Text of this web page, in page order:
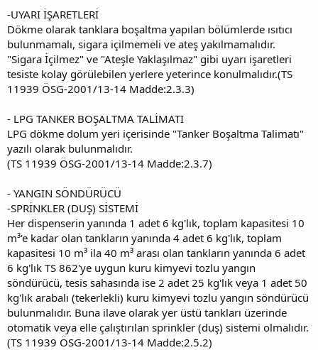
-UYARI İŞARETLERİ
Dökme olarak tanklara boşaltma yapılan bölümlerde ısıtıcı
bulunmamalı, sigara içilmemeli ve ateş yakılmamalıdır.
"Sigara İçilmez" ve "Ateşle Yaklaşılmaz" gibi uyarı işaretleri
tesiste kolay görülebilen yerlere yeterince konulmalıdır.(TS
11939 ÖSG-2001/13-14 Madde:2.3.3)
- LPG TANKER BOŞALTMA TALİMATI
LPG dökme dolum yeri içerisinde "Tanker Boşaltma Talimatı"
yazılı olarak bulunmalıdır.
(TS 11939 ÖSG-2001/13-14 Madde:2.3.7)
- YANGIN SÖNDÜRÜCÜ
-SPRİNKLER (DUŞ) SİSTEMİ
Her dispenserin yanında 1 adet 6 kg'lık, toplam kapasitesi 10
m³'e kadar olan tankların yanında 4 adet 6 kg'lık, toplam
kapasitesi 10 m³ ila 40 m³ arası olan tankların yanında 6 adet
6 kg'lık TS 862'ye uygun kuru kimyevi tozlu yangın
söndürücü, tesis sahasında ise 2 adet 25 kg'lık veya 1 adet 50
kg'lık arabalı (tekerlekli) kuru kimyevi tozlu yangın söndürücü
bulunmalıdır. Buna ilave olarak yer üstü tankları üzerinde
otomatik veya elle çalıştırılan sprinkler (duş) sistemi olmalıdır.
(TS 11939 ÖSG-2001/13-14 Madde:2.5.2)